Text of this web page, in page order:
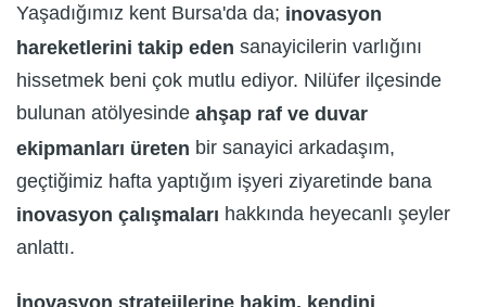
Yaşadığımız kent Bursa'da da; inovasyon
hareketlerini takip eden sanayicilerin varlığını
hissetmek beni çok mutlu ediyor. Nilüfer ilçesinde
bulunan atölyesinde ahşap raf ve duvar
ekipmanları üreten bir sanayici arkadaşım,
geçtiğimiz hafta yaptığım işyeri ziyaretinde bana
inovasyon çalışmaları hakkında heyecanlı şeyler
anlattı.